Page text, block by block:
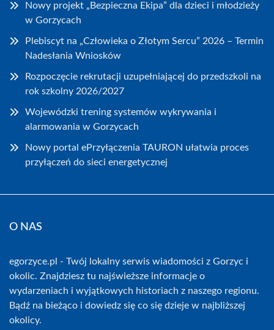
Nowy projekt „Bezpieczna Ekipa” dla dzieci i młodzieży
w Gorzycach
Plebiscyt na „Człowieka o Złotym Sercu” 2026 – Termin
Nadesłania Wniosków
Rozpoczęcie rekrutacji uzupełniającej do przedszkoli na
rok szkolny 2026/2027
Wojewódzki trening systemów wykrywania i
alarmowania w Gorzycach
Nowy portal ePrzyłączenia TAURON ułatwia proces
przyłączeń do sieci energetycznej
O NAS
egorzyce.pl - Twój lokalny serwis wiadomości z Gorzyc i
okolic. Znajdziesz tu najświeższe informacje o
wydarzeniach i wyjątkowych historiach z naszego regionu.
Bądź na bieżąco i dowiedz się co się dzieje w najbliższej
okolicy.